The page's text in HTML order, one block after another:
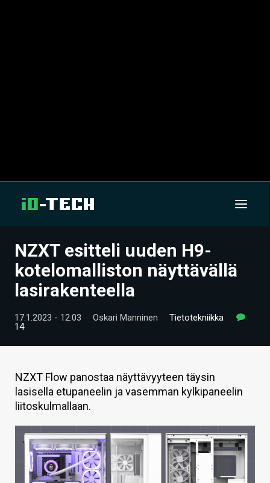
UUTISET
ARTIKKELIT
VIDEOT
HINTA.FI
KAUPPA
VAIHDA TEEMA
NZXT esitteli uuden H9-
kotelomalliston näyttävällä
lasirakenteella
17.1.2023 - 12:03 Oskari Manninen
Tietotekniikka
14
NZXT Flow panostaa näyttävyyteen täysin
lasisella etupaneelin ja vasemman kylkipaneelin
liitoskulmallaan.